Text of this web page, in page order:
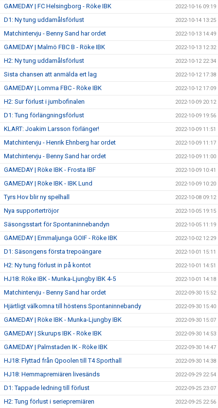
GAMEDAY | FC Helsingborg - Röke IBK 2022-10-16 09:19
D1: Ny tung uddamålsförlust 2022-10-14 13:25
Matchintervju - Benny Sand har ordet 2022-10-13 14:49
GAMEDAY | Malmö FBC B - Röke IBK 2022-10-13 12:32
H2: Ny tung uddamålsförlust 2022-10-12 22:34
Sista chansen att anmälda ert lag 2022-10-12 17:38
GAMEDAY | Lomma FBC - Röke IBK 2022-10-12 17:09
H2: Sur förlust i jumbofinalen 2022-10-09 20:12
D1: Tung förlängningsförlust 2022-10-09 19:56
KLART: Joakim Larsson förlänger! 2022-10-09 11:51
Matchintervju - Henrik Ehnberg har ordet 2022-10-09 11:17
Matchintervju - Benny Sand har ordet 2022-10-09 11:00
GAMEDAY | Röke IBK - Frosta IBF 2022-10-09 10:41
GAMEDAY | Röke IBK - IBK Lund 2022-10-09 10:20
Tyrs Hov blir ny spelhall 2022-10-08 09:12
Nya supportertröjor 2022-10-05 19:15
Säsongsstart för Spontaninnebandyn 2022-10-05 11:19
GAMEDAY | Emmaljunga GOIF - Röke IBK 2022-10-02 12:29
D1: Säsongens första trepoängare 2022-10-01 15:11
H2: Ny tung förlust in på kontot 2022-10-01 14:51
HJ18: Röke IBK - Munka-Ljungby IBK 4-5 2022-10-01 14:18
Matchintervju - Benny Sand har ordet 2022-09-30 15:52
Hjärtligt välkomna till höstens Spontaninnebandy 2022-09-30 15:40
GAMEDAY | Röke IBK - Munka-Ljungby IBK 2022-09-30 15:07
GAMEDAY | Skurups IBK - Röke IBK 2022-09-30 14:53
GAMEDAY | Palmstaden IK - Röke IBK 2022-09-30 14:47
HJ18: Flyttad från Qpoolen till T4 Sporthall 2022-09-30 14:38
HJ18: Hemmapremiären livesänds 2022-09-29 22:54
D1: Tappade ledning till förlust 2022-09-25 23:07
H2: Tung förlust i seriepremiären 2022-09-25 22:56